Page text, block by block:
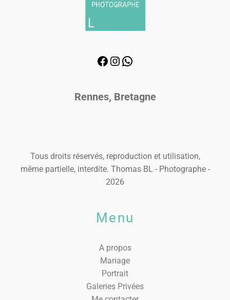
Rennes, Bretagne
Tous droits réservés, reproduction et utilisation,
même partielle, interdite. Thomas BL - Photographe -
2026
Menu
A propos
Mariage
Portrait
Galeries Privées